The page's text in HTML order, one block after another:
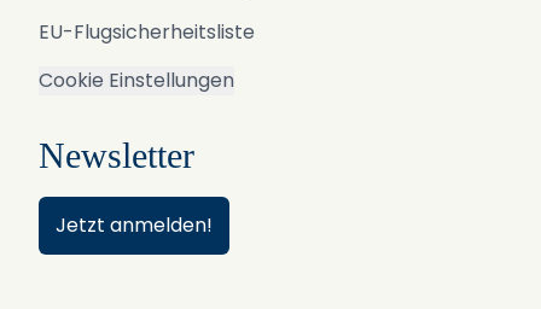
EU-Flugsicherheitsliste
Cookie Einstellungen
Newsletter
Jetzt anmelden!